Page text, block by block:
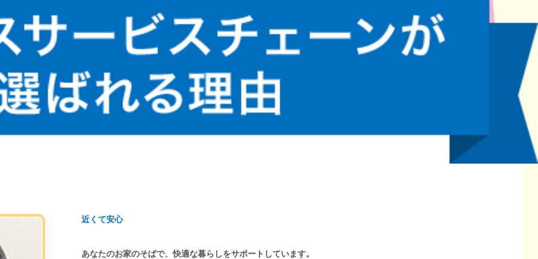
近くて安心
あなたのお家のそばで、快適な暮らしをサポートしています。